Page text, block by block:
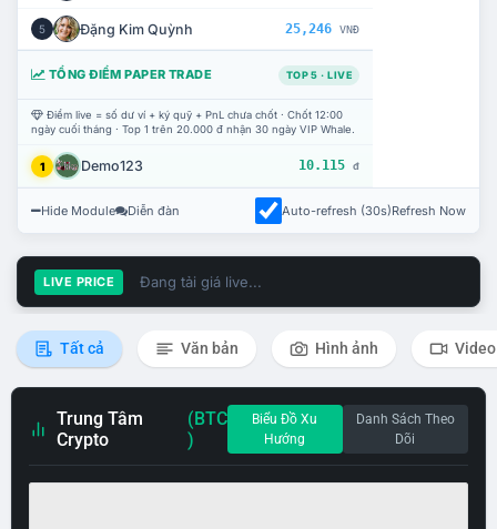
5 Đặng Kim Quỳnh 25,246 VNĐ
TỔNG ĐIỂM PAPER TRADE TOP 5 · LIVE
Điểm live = số dư ví + ký quỹ + PnL chưa chốt · Chốt 12:00
ngày cuối tháng · Top 1 trên 20.000 đ nhận 30 ngày VIP Whale.
1 Demo123 10.115 đ
Hide Module Diễn đàn Auto-refresh (30s)Refresh Now
LIVE PRICE Đang tải giá live...
Tất cả Văn bản Hình ảnh Video
Trung Tâm
Crypto
(BTC
)
Biểu Đồ Xu
Hướng
Danh Sách Theo
Dõi